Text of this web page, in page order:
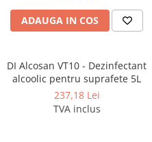
ADAUGA IN COS
DI Alcosan VT10 - Dezinfectant
alcoolic pentru suprafete 5L
237,18 Lei
TVA inclus